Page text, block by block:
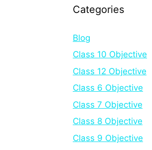
Categories
Blog
Class 10 Objective
Class 12 Objective
Class 6 Objective
Class 7 Objective
Class 8 Objective
Class 9 Objective